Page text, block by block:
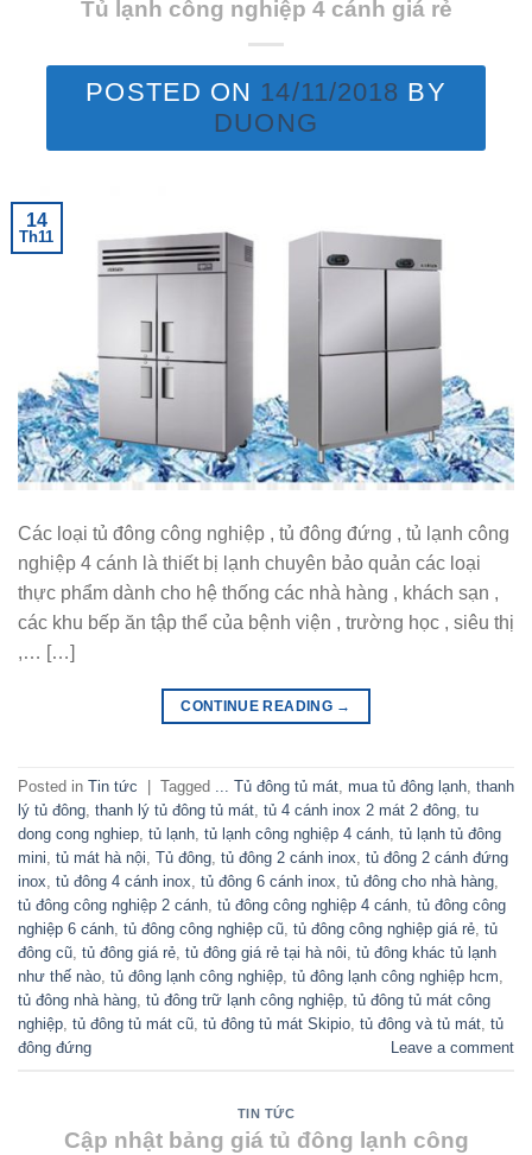
Tủ lạnh công nghiệp 4 cánh giá rẻ
POSTED ON 14/11/2018 BY
DUONG
14
Th11
Các loại tủ đông công nghiệp , tủ đông đứng , tủ lạnh công
nghiệp 4 cánh là thiết bị lạnh chuyên bảo quản các loại
thực phẩm dành cho hệ thống các nhà hàng , khách sạn ,
các khu bếp ăn tập thể của bệnh viện , trường học , siêu thị
,… […]
CONTINUE READING →
Posted in Tin tức Tagged ... Tủ đông tủ mát, mua tủ đông lạnh, thanh
lý tủ đông, thanh lý tủ đông tủ mát, tủ 4 cánh inox 2 mát 2 đông, tu
dong cong nghiep, tủ lạnh, tủ lạnh công nghiệp 4 cánh, tủ lạnh tủ đông
mini, tủ mát hà nội, Tủ đông, tủ đông 2 cánh inox, tủ đông 2 cánh đứng
inox, tủ đông 4 cánh inox, tủ đông 6 cánh inox, tủ đông cho nhà hàng,
tủ đông công nghiệp 2 cánh, tủ đông công nghiệp 4 cánh, tủ đông công
nghiệp 6 cánh, tủ đông công nghiệp cũ, tủ đông công nghiệp giá rẻ, tủ
đông cũ, tủ đông giá rẻ, tủ đông giá rẻ tại hà nôi, tủ đông khác tủ lạnh
như thế nào, tủ đông lạnh công nghiệp, tủ đông lạnh công nghiệp hcm,
tủ đông nhà hàng, tủ đông trữ lạnh công nghiệp, tủ đông tủ mát công
nghiệp, tủ đông tủ mát cũ, tủ đông tủ mát Skipio, tủ đông và tủ mát, tủ
đông đứng
Leave a comment
TIN TỨC
Cập nhật bảng giá tủ đông lạnh công